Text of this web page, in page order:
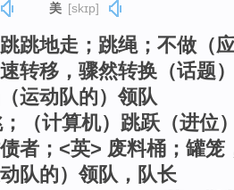
美 [skɪp]
跳地走；跳绳；不做（
转移，骤然转换（话题
运动队的）领队
（计算机）跳跃（进位
者；<英> 废料桶；罐
队的）领队，队长